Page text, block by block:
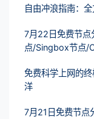
自由冲浪指南：
7月22日免费节
点/Singbox节点/
免费科学上网的
洋
7月21日免费节